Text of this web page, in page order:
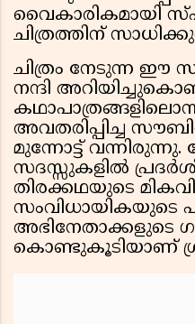
വൈകാരികമായി
ചിത്രത്തിന്
ചിത്രം നേടുന്ന ഈ
നന്ദി
അവതരിപ്പിച്ച
മുന്നോട്ട്
സദസ്സുകളിൽ
തിരക്കഥയുടെ
സംവിധായികയുടെ
അഭിനേതാക്കളുടെ
കൊണ്ടുകൂടിയാണ്